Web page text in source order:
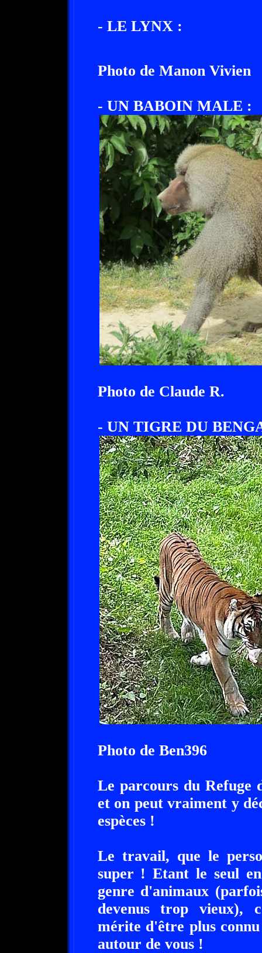
- LE LYNX :
Photo de Manon Vivien
- UN BABOIN MALE :
Photo de Claude R.
- UN TIGRE DU
Photo de Ben396
Le parcours du Refuge
et on peut vraiment y
espèces !
Le travail, que le
super ! Etant le seul
genre d'animaux
devenus trop vieux),
mérite d'être plus
autour de vous !